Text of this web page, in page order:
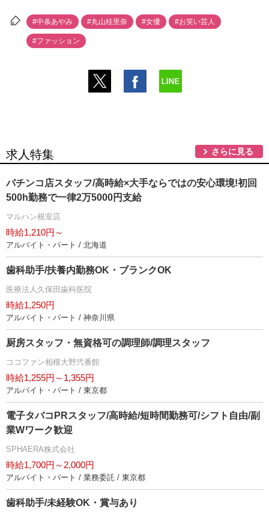
#中条あやみ #丸山桂里奈 #女優 #お笑い芸人
#ファッション
求人特集 さらに見る
パチンコ店スタッフ/高時給×大手ならではの安心環境!初回
500h勤務で一律2万5000円支給
マルハン根室店
時給1,210円～
アルバイト・パート / 北海道
歯科助手/扶養内勤務OK・ブランクOK
医療法人久保田歯科医院
時給1,250円
アルバイト・パート / 神奈川県
厨房スタッフ・無資格可の調理師/調理スタッフ
ココファン相模大野弐番館
時給1,255円～1,355円
アルバイト・パート / 東京都
電子タバコPRスタッフ/高時給/短時間勤務可/シフト自由/副
業Wワーク歓迎
SPHAERA株式会社
時給1,700円～2,000円
アルバイト・パート / 業務委託 / 東京都
歯科助手/未経験OK・賞与あり